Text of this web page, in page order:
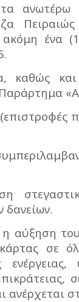
ανωτέρω
ένα
καθώς
δανείων.
η αύξηση
σε
ανέρχεται